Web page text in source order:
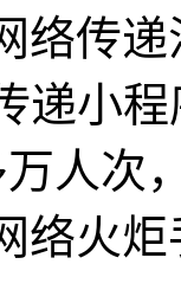
传递
递小
人次
络火